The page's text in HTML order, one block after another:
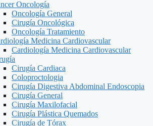
Oncología
Oncología General
Cirugía Oncológica
Oncología Tratamiento
Medicina Cardiovascular
Cardiología Medicina Cardiovascular
Cirugía Cardiaca
Coloproctologia
Cirugía Digestiva Abdominal Endoscopia
Cirugía General
Cirugía Maxilofacial
Cirugía Plástica Quemados
Cirugía de Tórax